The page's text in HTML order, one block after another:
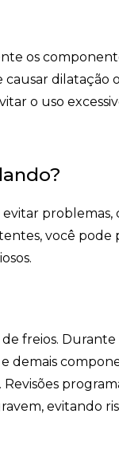
os
causar dilatação
o uso
problemas,
você pode
freios. Durante
demais
evitando